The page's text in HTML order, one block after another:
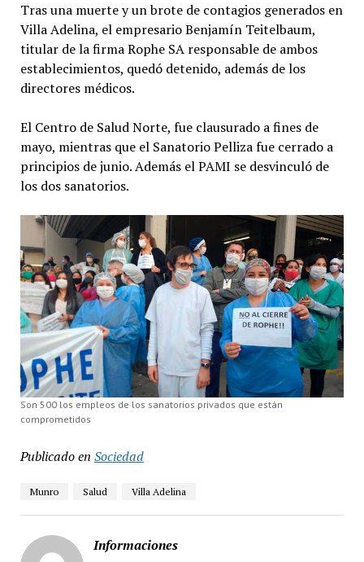
Tras una muerte y un brote de contagios generados en
Villa Adelina, el empresario Benjamín Teitelbaum,
titular de la firma Rophe SA responsable de ambos
establecimientos, quedó detenido, además de los
directores médicos.
El Centro de Salud Norte, fue clausurado a fines de
mayo, mientras que el Sanatorio Pelliza fue cerrado a
principios de junio. Además el PAMI se desvinculó de
los dos sanatorios.
Son 500 los empleos de los sanatorios privados que están
comprometidos
Publicado en Sociedad
Munro Salud Villa Adelina
Informaciones